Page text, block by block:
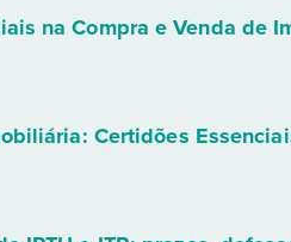
na Compra e Venda de
Certidões